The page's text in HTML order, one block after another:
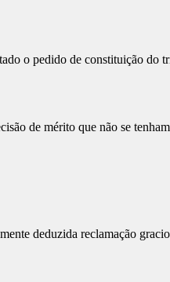
o pedido de constituição do
de mérito que não se
deduzida reclamação